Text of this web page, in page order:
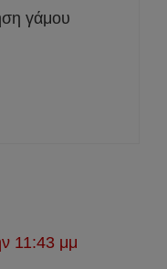
γάμου
11:43 μμ